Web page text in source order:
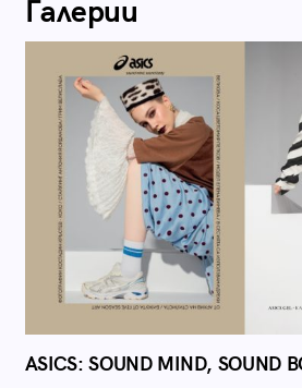
Галерии
ASICS: SOUND MIND, SOUND